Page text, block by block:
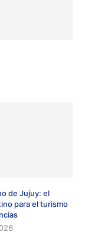
de Jujuy: el
para el turismo